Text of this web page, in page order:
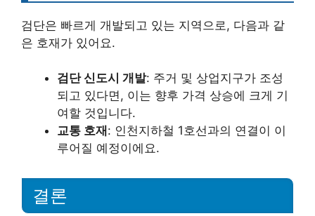
검단은 빠르게 개발되고 있는 지역으로, 다음과 같
은 호재가 있어요.
검단 신도시 개발: 주거 및 상업지구가 조성
되고 있다면, 이는 향후 가격 상승에 크게 기
여할 것입니다.
교통 호재 : 인천지하철 1호선과의 연결이 이
루어질 예정이에요.
결론